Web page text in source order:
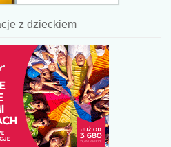
z dzieckiem